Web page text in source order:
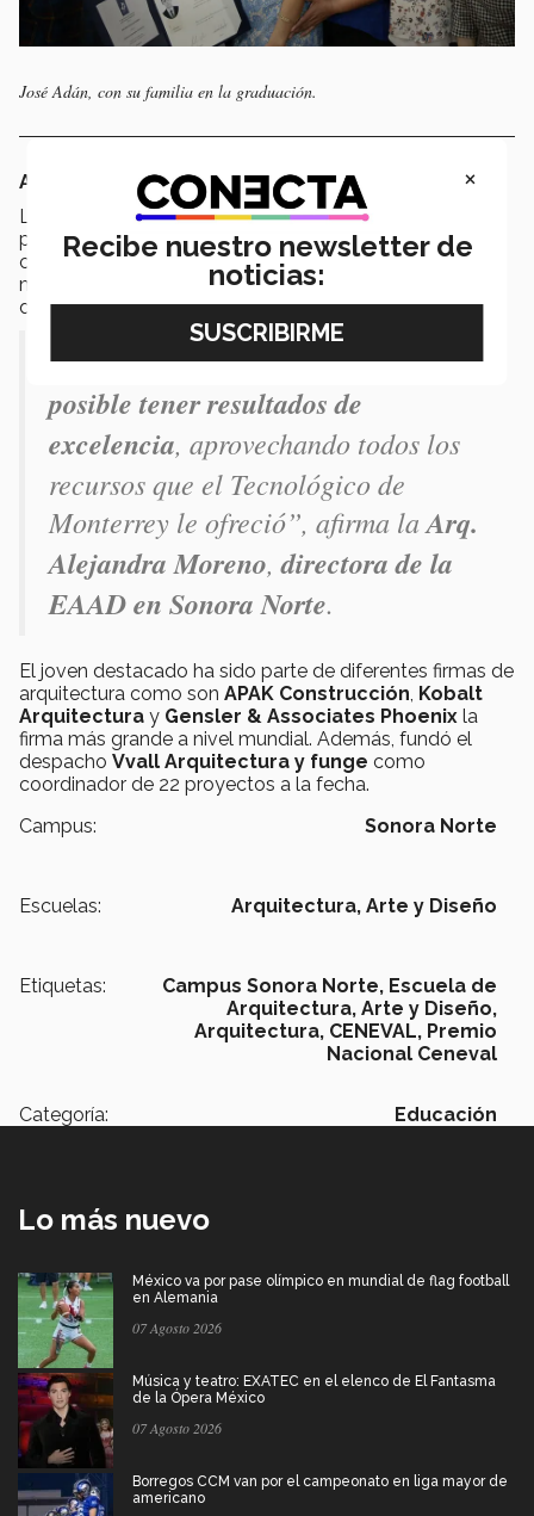
José Adán, con su familia en la graduación.
Arquitectura, orgullo en Sonora Norte
La
Escuela de Arquitectura, Arte y Diseño
profesionistas que tengan la intención de generar un
cambio en la comunidad, con calidad académica,
motivación y experiencias de vinculación con empresas
de diseño y construcción.
“Adán Valenzuela muestra que es
posible tener resultados de
excelencia, aprovechando todos los
recursos que el Tecnológico de
Monterrey le ofreció”, afirma laArq.
Alejandra Moreno,directora de la
EAAD en Sonora Norte.
El joven destacado ha sido parte de diferentes firmas de
arquitectura como son APAK Construcción Kobalt
Arquitectura y Gensler & Associates Phoenix la
firma más grande a nivel mundial. Además, fundó el
despacho Vvall Arquitectura y funge como
coordinador de 22 proyectos a la fecha.
Campus:
Sonora Norte
Escuelas: Arquitectura, Arte y Diseño
Etiquetas: Campus Sonora Norte, Escuela de
Arquitectura, Arte y Diseño,
Arquitectura, CENEVAL, Premio
Nacional Ceneval
Categoría: Educación
Lo más nuevo
México va por pase olímpico en mundial de flag football
en Alemania
07 Agosto 2026
Música y teatro: EXATEC en el elenco de El Fantasma
de la Ópera México
07 Agosto 2026
Borregos CCM van por el campeonato en liga mayor de
americano
×
Recibe nuestro newsletter de
noticias: